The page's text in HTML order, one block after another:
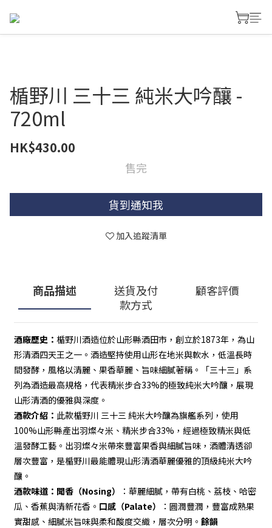
楯野川 三十三 純米大吟釀 -
720ml
HK$430.00
售完
貨到通知我
加入追蹤清單
商品描述
送貨及付
款方式
顧客評價
酒廠歷史： 楯野川酒造位於山形縣酒田市，創立於1873年，為山
形清酒四天王之一。酒造堅持使用山形在地米與軟水，低溫長時
間發酵，風格以清麗、果香華麗、旨味細膩著稱。「三十三」系
列為酒造最高規格，代表精米步合33%的極致純米大吟釀，展現
山形清酒的優雅與深度。
酒款介紹： 此款楯野川 三十三 純米大吟釀為旗艦系列，使用
100%山形縣產出羽燦々米、精米步合33%，經過極致精米與低
溫發酵工藝。出羽燦々米帶來豐富果香與細膩旨味，酒體清透卻
層次豐富，是楯野川最能體現山形清酒華麗優雅的頂級純米大吟
釀。
酒款味道： 聞香（Nosing）
：華麗細膩，帶有白桃、荔枝、哈密
瓜、香蕉與清新花香。 口感（Palate）
：圓潤豐潤，豐富成熟果
實甜感、細膩米旨味與柔和酸度交織，層次分明。 餘韻